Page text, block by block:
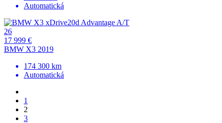
Automatická
26
17 999 €
BMW X3 2019
174 300 km
Automatická
1
2
3